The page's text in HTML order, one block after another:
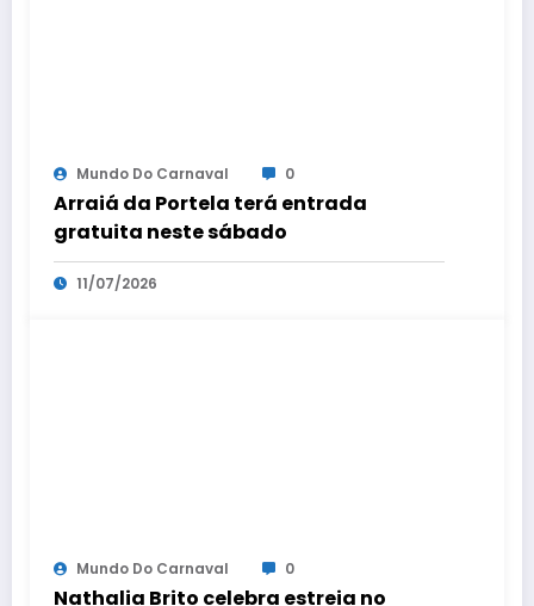
Mundo Do Carnaval 0
Arraiá da Portela terá entrada
gratuita neste sábado
11/07/2026
Mundo Do Carnaval 0
Nathalia Brito celebra estreia no